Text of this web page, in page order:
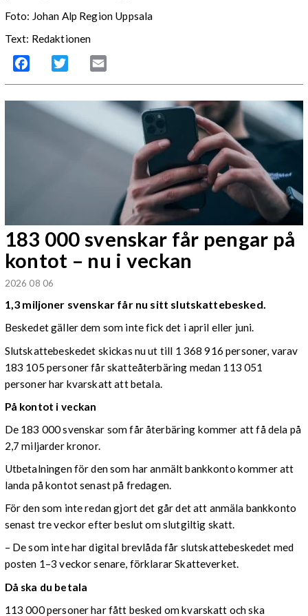
Foto: Johan Alp Region Uppsala
Text: Redaktionen
Facebook Twitter
183 000 svenskar får pengar på
kontot – nu i veckan
2026 08 06
1,3 miljoner svenskar får nu sitt slutskattebesked.
Beskedet gäller dem som inte fick det i april eller juni.
Slutskattebeskedet skickas nu ut till 1 368 916 personer, varav
183 105 personer får skatteåterbäring medan 113 051
personer har kvarskatt att betala.
På kontot i veckan
De 183 000 svenskar som får återbäring kommer att få dela på
2,7 miljarder kronor.
Utbetalningen för den som har anmält bankkonto kommer att
landa på kontot senast på fredagen.
För den som inte redan gjort det går det att anmäla bankkonto
senast tre veckor efter beslut om slutgiltig skatt.
– De som inte har digital brevlåda får slutskattebeskedet med
posten 1–3 veckor senare, förklarar Skatteverket.
Då ska du betala
113 000 personer har fått besked om kvarskatt och ska